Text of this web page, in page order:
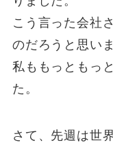
こう言った会社
のだろうと思い
私ももっともっ
た。
さて、先週は世